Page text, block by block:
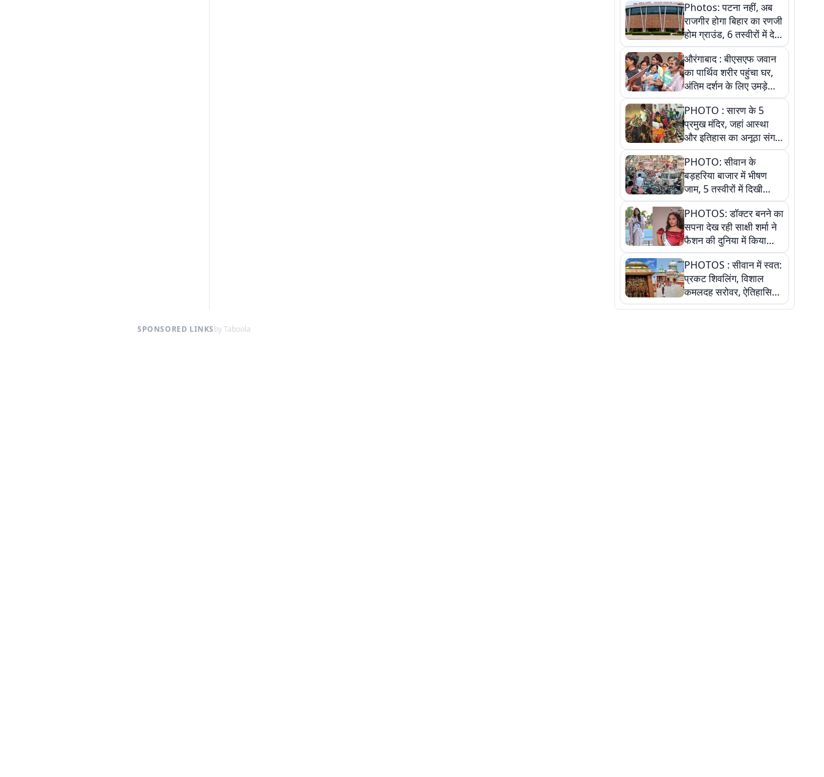
Photos: पटना नहीं, अब
राजगीर होगा बिहार का रणजी
होम ग्राउंड, 6 तस्वीरों में देखें
नए स्टेडियम की पूरी कहानी
औरंगाबाद : बीएसएफ जवान
का पार्थिव शरीर पहुंचा घर,
अंतिम दर्शन के लिए उमड़े
लोग
PHOTO : सारण के 5
प्रमुख मंदिर, जहां आस्था
और इतिहास का अनूठा संगम,
तस्वीरों में जानिए
PHOTO: सीवान के
बड़हरिया बाजार में भीषण
जाम, 5 तस्वीरों में दिखी
अव्यवस्था
PHOTOS: डॉक्टर बनने का
सपना देख रही साक्षी शर्मा ने
फैशन की दुनिया में किया
कमाल,जानिए बेगूसराय की
बेटी ने कैसे दी अपने सपनों
को उड़ान
PHOTOS : सीवान में स्वत:
प्रकट शिवलिंग, विशाल
कमलदह सरोवर, ऐतिहासिक
महेंद्रनाथ मंदिर और घंटाघर
SPONSORED LINKSby Taboola